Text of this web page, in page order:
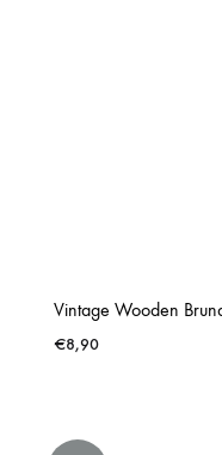
Vintage Wooden
€8,90